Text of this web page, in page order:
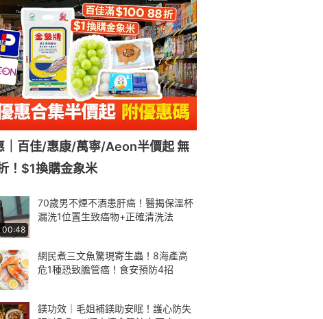
｜百佳/惠康/萬寧/Aeon半價起 無
！$1換購金象米
00:48
70歲男不煙不酒患肝癌！醫揭保溫杯
漏洗1位置生致癌物+正確清洗法
網民煮三文魚驚現寄生蟲！8海產高
危1種恐致膽管癌！食安預防4招
鎂功效｜毛姐補鎂助安眠！護心防失